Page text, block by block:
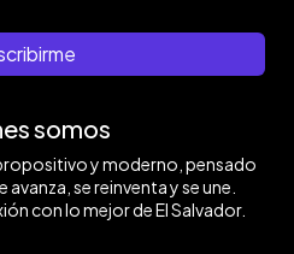
somos
y moderno, pensado
avanza, se reinventa y se une.
con lo mejor de El Salvador.